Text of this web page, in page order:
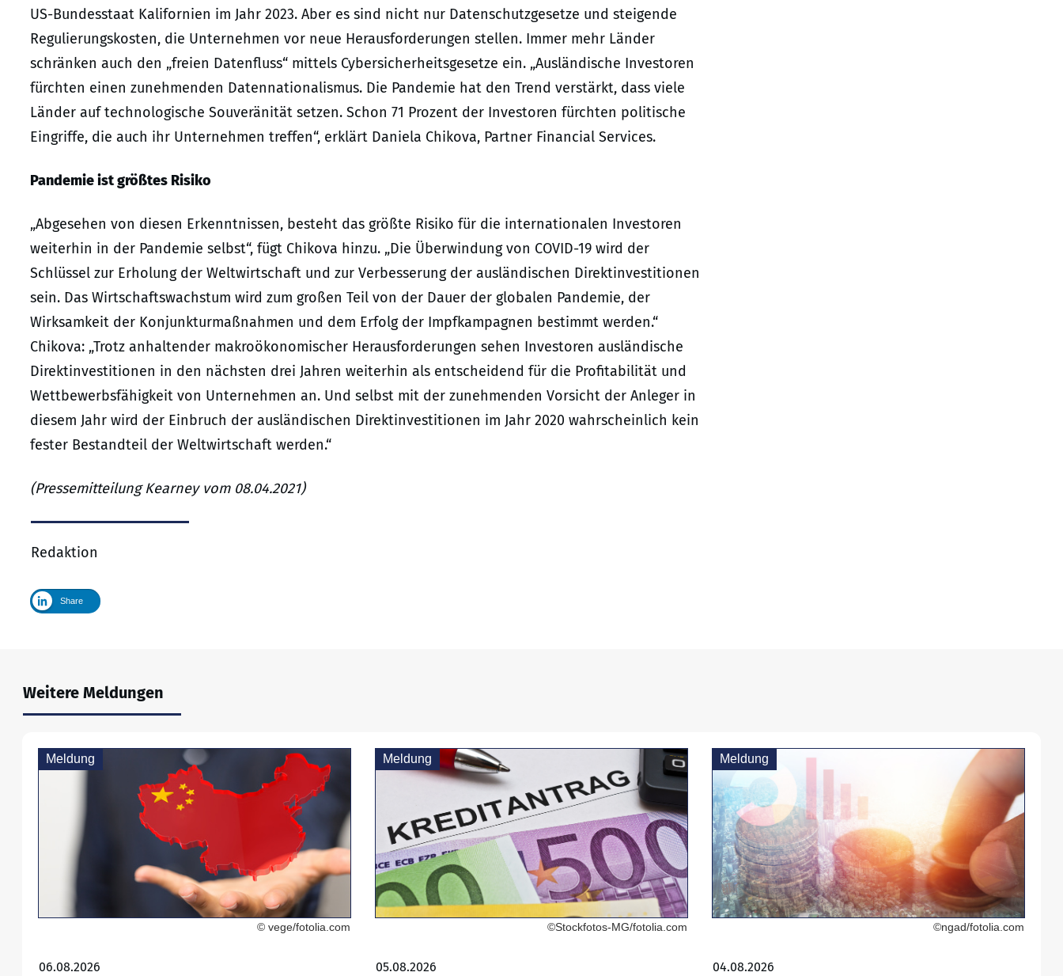
US-Bundesstaat Kalifornien im Jahr 2023. Aber es sind nicht nur Datenschutzgesetze und steigende
Regulierungskosten, die Unternehmen vor neue Herausforderungen stellen. Immer mehr Länder
schränken auch den „freien Datenfluss“ mittels Cybersicherheitsgesetze ein. „Ausländische Investoren
fürchten einen zunehmenden Datennationalismus. Die Pandemie hat den Trend verstärkt, dass viele
Länder auf technologische Souveränität setzen. Schon 71 Prozent der Investoren fürchten politische
Eingriffe, die auch ihr Unternehmen treffen“, erklärt Daniela Chikova, Partner Financial Services.
Pandemie ist größtes Risiko
„Abgesehen von diesen Erkenntnissen, besteht das größte Risiko für die internationalen Investoren
weiterhin in der Pandemie selbst“, fügt Chikova hinzu. „Die Überwindung von COVID-19 wird der
Schlüssel zur Erholung der Weltwirtschaft und zur Verbesserung der ausländischen Direktinvestitionen
sein. Das Wirtschaftswachstum wird zum großen Teil von der Dauer der globalen Pandemie, der
Wirksamkeit der Konjunkturmaßnahmen und dem Erfolg der Impfkampagnen bestimmt werden.“
Chikova: „Trotz anhaltender makroökonomischer Herausforderungen sehen Investoren ausländische
Direktinvestitionen in den nächsten drei Jahren weiterhin als entscheidend für die Profitabilität und
Wettbewerbsfähigkeit von Unternehmen an. Und selbst mit der zunehmenden Vorsicht der Anleger in
diesem Jahr wird der Einbruch der ausländischen Direktinvestitionen im Jahr 2020 wahrscheinlich kein
fester Bestandteil der Weltwirtschaft werden.“
(Pressemitteilung Kearney vom 08.04.2021)
Redaktion
Share
Weitere Meldungen
Meldung
© vege/fotolia.com
06.08.2026
Meldung
©Stockfotos-MG/fotolia.com
05.08.2026
Meldung
©ngad/fotolia.com
04.08.2026